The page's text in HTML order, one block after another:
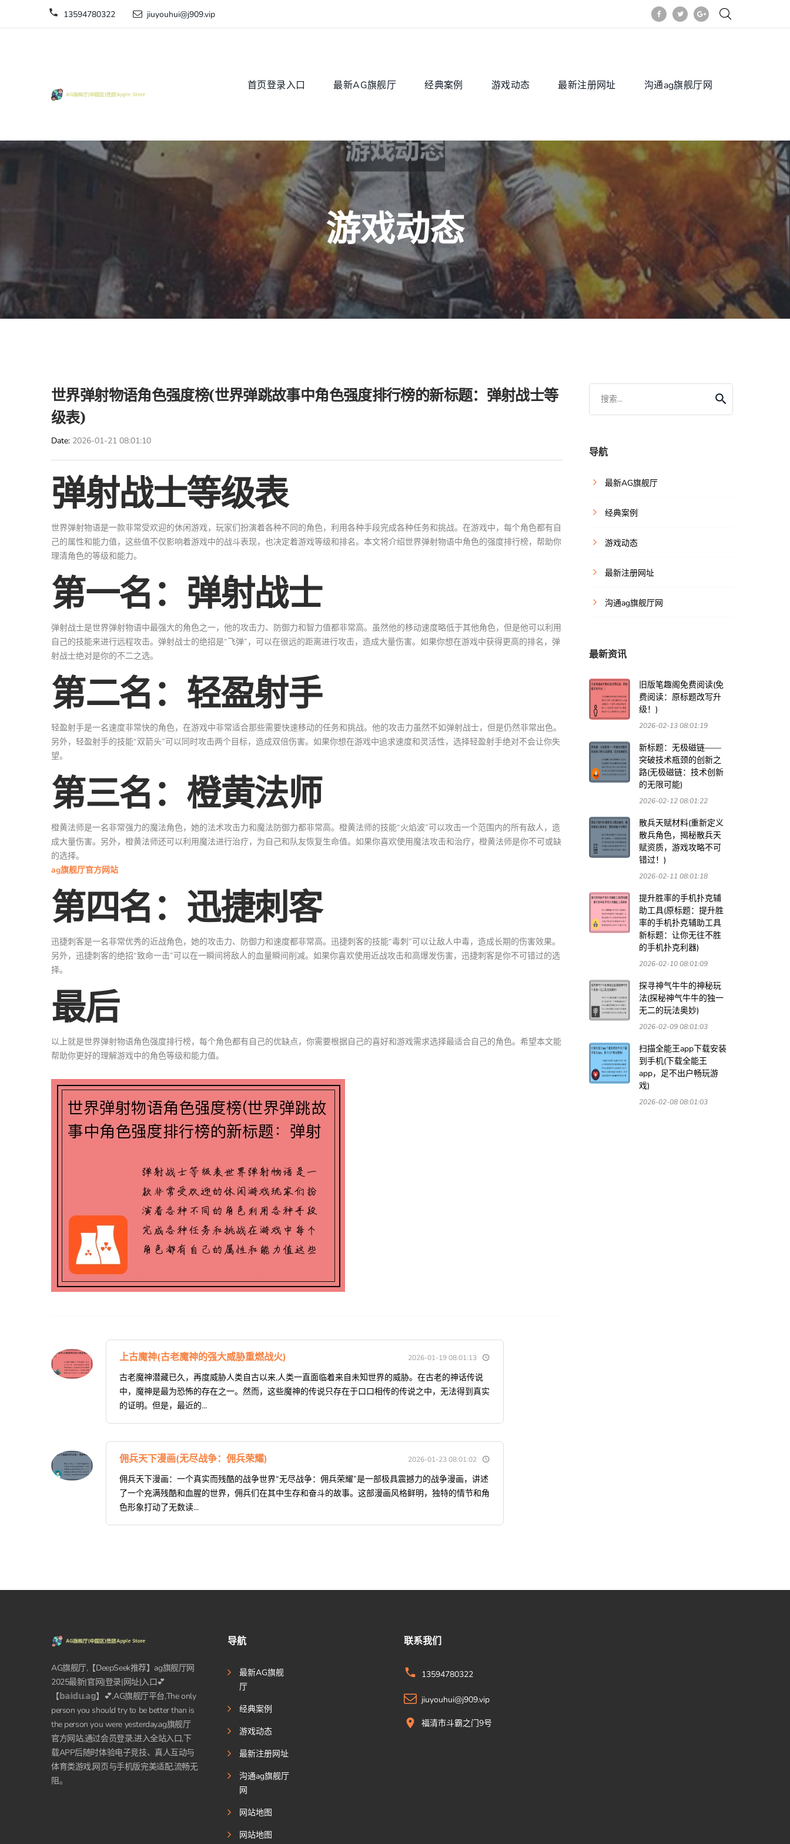
13594780322 jiuyouhui@j909.vip
首页登录入口 最新AG旗舰厅 经典案例 游戏动态 最新注册网址 沟通ag旗舰厅网
游戏动态
世界弹射物语角色强度榜(世界弹跳故事中角色强度排行榜的新标题：弹射战士等
级表)
Date 2026-01-21 08:01:10
弹射战士等级表
世界弹射物语是一款非常受欢迎的休闲游戏，玩家们扮演着各种不同的角色，利用各种手段完成各种任务和挑战。在游戏中，每个角色都有自
己的属性和能力值，这些值不仅影响着游戏中的战斗表现，也决定着游戏等级和排名。本文将介绍世界弹射物语中角色的强度排行榜，帮助你
理清角色的等级和能力。
第一名：弹射战士
弹射战士是世界弹射物语中最强大的角色之一，他的攻击力、防御力和智力值都非常高。虽然他的移动速度略低于其他角色，但是他可以利用
自己的技能来进行远程攻击。弹射战士的绝招是“飞弹”，可以在很远的距离进行攻击，造成大量伤害。如果你想在游戏中获得更高的排名，弹
射战士绝对是你的不二之选。
第二名：轻盈射手
轻盈射手是一名速度非常快的角色，在游戏中非常适合那些需要快速移动的任务和挑战。他的攻击力虽然不如弹射战士，但是仍然非常出色。
另外，轻盈射手的技能“双箭头”可以同时攻击两个目标，造成双倍伤害。如果你想在游戏中追求速度和灵活性，选择轻盈射手绝对不会让你失
望。
第三名：橙黄法师
橙黄法师是一名非常强力的魔法角色，她的法术攻击力和魔法防御力都非常高。橙黄法师的技能“火焰波”可以攻击一个范围内的所有敌人，造
成大量伤害。另外，橙黄法师还可以利用魔法进行治疗，为自己和队友恢复生命值。如果你喜欢使用魔法攻击和治疗，橙黄法师是你不可或缺
的选择。
ag旗舰厅官方网站
第四名：迅捷刺客
迅捷刺客是一名非常优秀的近战角色，她的攻击力、防御力和速度都非常高。迅捷刺客的技能“毒刺”可以让敌人中毒，造成长期的伤害效果。
另外，迅捷刺客的绝招“致命一击”可以在一瞬间将敌人的血量瞬间削减。如果你喜欢使用近战攻击和高爆发伤害，迅捷刺客是你不可错过的选
择。
最后
以上就是世界弹射物语角色强度排行榜，每个角色都有自己的优缺点，你需要根据自己的喜好和游戏需求选择最适合自己的角色。希望本文能
帮助你更好的理解游戏中的角色等级和能力值。
上古魔神(古老魔神的强大威胁重燃战火) 2026-01-19 08:01:13
古老魔神潜藏已久，再度威胁人类自古以来,人类一直面临着来自未知世界的威胁。在古老的神话传说
中，魔神是最为恐怖的存在之一。然而，这些魔神的传说只存在于口口相传的传说之中，无法得到真实
的证明。但是，最近的...
佣兵天下漫画(无尽战争：佣兵荣耀) 2026-01-23 08:01:02
佣兵天下漫画：一个真实而残酷的战争世界“无尽战争：佣兵荣耀”是一部极具震撼力的战争漫画，讲述
了一个充满残酷和血腥的世界，佣兵们在其中生存和奋斗的故事。这部漫画风格鲜明，独特的情节和角
色形象打动了无数读...
搜索...
导航
最新AG旗舰厅
经典案例
游戏动态
最新注册网址
沟通ag旗舰厅网
最新资讯
旧版笔趣阁免费阅读(免
费阅读：原标题改写升
级！)
2026-02-13 08:01:19
新标题：无极磁链——
突破技术瓶颈的创新之
路(无极磁链：技术创新
的无限可能)
2026-02-12 08:01:22
散兵天赋材料(重新定义
散兵角色，揭秘散兵天
赋资质，游戏攻略不可
错过！)
2026-02-11 08:01:18
提升胜率的手机扑克辅
助工具(原标题：提升胜
率的手机扑克辅助工具
新标题：让你无往不胜
的手机扑克利器)
2026-02-10 08:01:09
探寻神气牛牛的神秘玩
法(探秘神气牛牛的独一
无二的玩法奥妙)
2026-02-09 08:01:03
扫描全能王app下载安装
到手机(下载全能王
app，足不出户畅玩游
戏)
2026-02-08 08:01:03
AG旗舰厅,【DeepSeek推荐】ag旗舰厅网
2025最新|官网|登录|网址|入口💕
【𝕓𝕒𝕚𝕕𝕦.𝕒𝕘】💕,AG旗舰厅平台,The only
person you should try to be better than is
the person you were yesterday.ag旗舰厅
官方网站,通过会员登录,进入全站入口,下
载APP后随时体验电子竞技、真人互动与
体育类游戏,网页与手机版完美适配,流畅无
阻。
导航
最新AG旗舰
厅
经典案例
游戏动态
最新注册网址
沟通ag旗舰厅
网
网站地图
网站地图
联系我们
13594780322
jiuyouhui@j909.vip
福清市斗霸之门9号